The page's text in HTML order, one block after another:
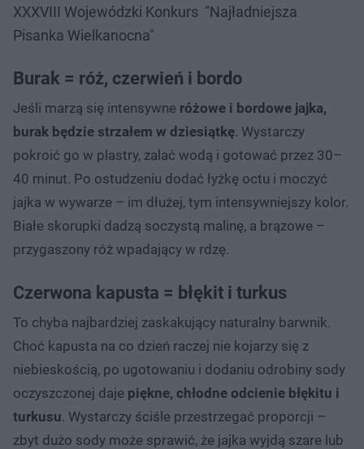
XXXVIII Wojewódzki Konkurs "Najładniejsza
Pisanka Wielkanocna"
Burak = róż, czerwień i bordo
Jeśli marzą się intensywne różowe i bordowe jajka,
burak będzie strzałem w dziesiątkę. Wystarczy
pokroić go w plastry, zalać wodą i gotować przez 30–
40 minut. Po ostudzeniu dodać łyżkę octu i moczyć
jajka w wywarze – im dłużej, tym intensywniejszy kolor.
Białe skorupki dadzą soczystą malinę, a brązowe –
przygaszony róż wpadający w rdzę.
Czerwona kapusta = błękit i turkus
To chyba najbardziej zaskakujący naturalny barwnik.
Choć kapusta na co dzień raczej nie kojarzy się z
niebieskością, po ugotowaniu i dodaniu odrobiny sody
oczyszczonej daje piękne, chłodne odcienie błękitu i
turkusu. Wystarczy ściśle przestrzegać proporcji –
zbyt dużo sody może sprawić, że jajka wyjdą szare lub